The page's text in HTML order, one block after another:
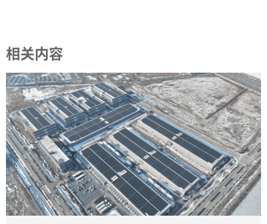
相关内容